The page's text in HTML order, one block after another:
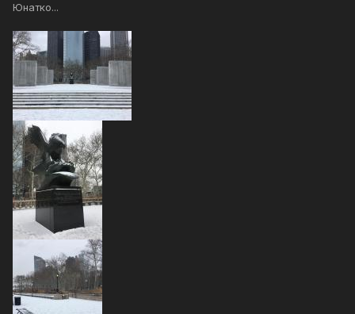
Юнатко...